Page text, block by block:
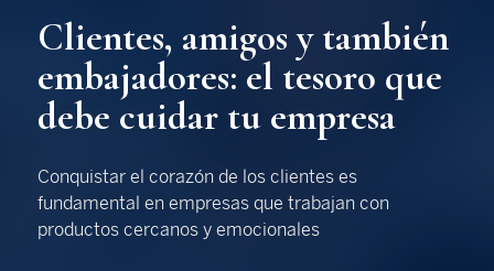
Clientes, amigos y también
embajadores: el tesoro que
debe cuidar tu empresa
Conquistar el corazón de los clientes es
fundamental en empresas que trabajan con
productos cercanos y emocionales